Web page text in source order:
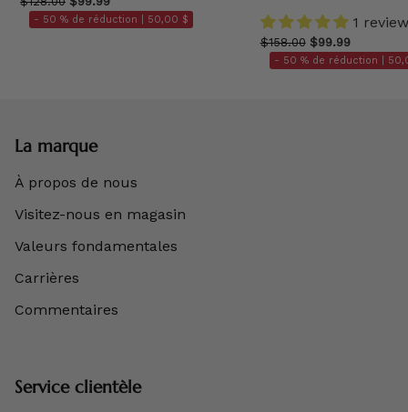
- 50 % de réduction | 50,00 $ 1 review
$158.00 $99.99
- 50 % de réduction |
La marque
À propos de nous
Visitez-nous en magasin
Valeurs fondamentales
Carrières
Commentaires
Service clientèle